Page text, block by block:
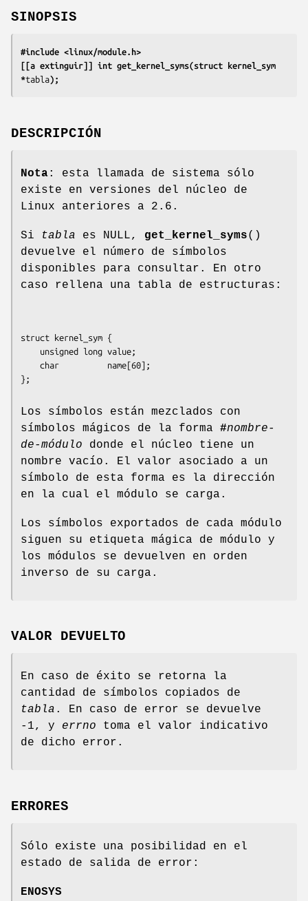
SINOPSIS
#include <linux/module.h>
[[a extinguir]] int get_kernel_syms(struct kernel_sym
*tabla);
DESCRIPCIÓN
Nota: esta llamada de sistema sólo
existe en versiones del núcleo de
Linux anteriores a 2.6.
Si tabla es NULL, get_kernel_syms()
devuelve el número de símbolos
disponibles para consultar. En otro
caso rellena una tabla de estructuras:
struct kernel_sym {
Los símbolos están mezclados con
símbolos mágicos de la forma #nombre-
de-módulo donde el núcleo tiene un
nombre vacío. El valor asociado a un
símbolo de esta forma es la dirección
en la cual el módulo se carga.
Los símbolos exportados de cada módulo
siguen su etiqueta mágica de módulo y
los módulos se devuelven en orden
inverso de su carga.
VALOR DEVUELTO
En caso de éxito se retorna la
cantidad de símbolos copiados de
tabla . En caso de error se devuelve
-1, y errno toma el valor indicativo
de dicho error.
ERRORES
Sólo existe una posibilidad en el
estado de salida de error:
ENOSYS